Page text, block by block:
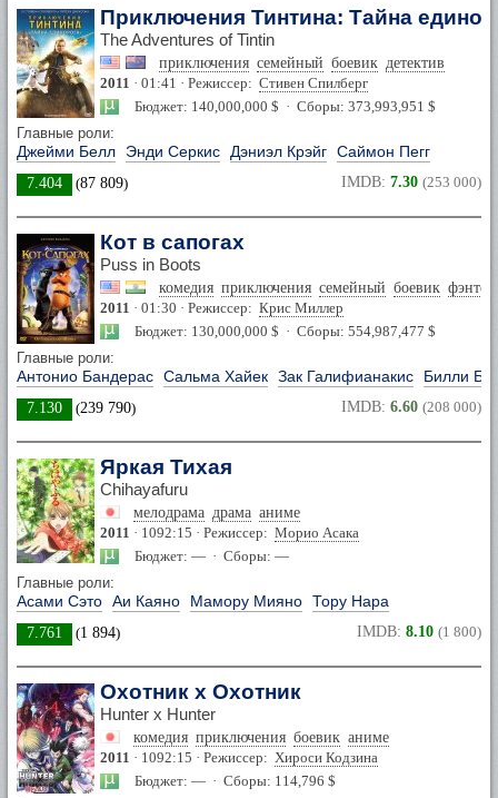
Приключения Тинтина: Тайна
The Adventures of Tintin
приключения семейный боевик детектив
2011 · 01:41 · Режиссер: Стивен Спилберг
Бюджет: 140,000,000 $ · Сборы: 373,993,951 $
Главные роли:
Джейми Белл Энди Серкис Дэниэл Крэйг Саймон Пегг
7.404 (87 809) IMDB: 7.30 (253 000)
Кот в сапогах
Puss in Boots
комедия приключения семейный боевик
2011 · 01:30 · Режиссер: Крис Миллер
Бюджет: 130,000,000 $ · Сборы: 554,987,477 $
Главные роли:
Антонио Бандерас Сальма Хайек Зак Галифианакис Билли
7.130 (239 790) IMDB: 6.60 (208 000)
Яркая Тихая
Chihayafuru
мелодрама драма аниме
2011 · 1092:15 · Режиссер: Морио Асака
Бюджет: — · Сборы: —
Главные роли:
Асами Сэто Аи Каяно Мамору Мияно Тору Нара
7.761 (1 894) IMDB: 8.10 (1 800)
Охотник х Охотник
Hunter x Hunter
комедия приключения боевик аниме
2011 · 1092:15 · Режиссер: Хироси Кодзина
Бюджет: — · Сборы: 114,796 $